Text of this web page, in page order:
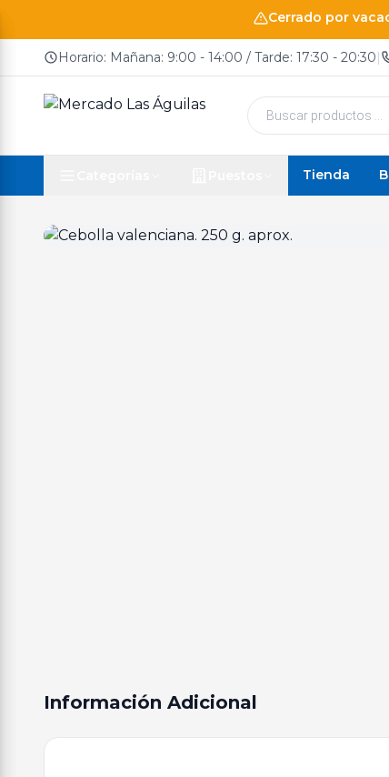
Cerrado por
Horario: Mañana: 9:00 - 14:00 / Tarde: 17:30 - 20:30|
Búsqueda
productos
Tienda
Información Adicional